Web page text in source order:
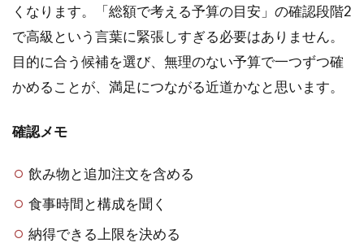
くなります。「総額で考える予算の目安」の確認段階2
で高級という言葉に緊張しすぎる必要はありません。
目的に合う候補を選び、無理のない予算で一つずつ確
かめることが、満足につながる近道かなと思います。
確認メモ
飲み物と追加注文を含める
食事時間と構成を聞く
納得できる上限を決める